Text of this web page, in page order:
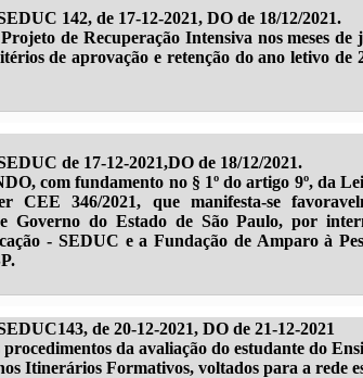
142, de 17-12-2021, DO de 18/12/2021.
de Recuperação Intensiva nos meses
de aprovação e retenção do ano letivo de
de 17-12-2021,DO de 18/12/2021.
com fundamento no § 1º do artigo 9º, da
CEE 346/2021, que manifesta-se
Governo do Estado de São Paulo, por
- SEDUC e a Fundação de Amparo à
de 20-12-2021, DO de 21-12-2021
procedimentos da avaliação do estudante do
Itinerários Formativos, voltados para a rede